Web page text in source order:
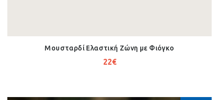
Μουσταρδί Ελαστική Ζώνη με Φιόγκο
22€